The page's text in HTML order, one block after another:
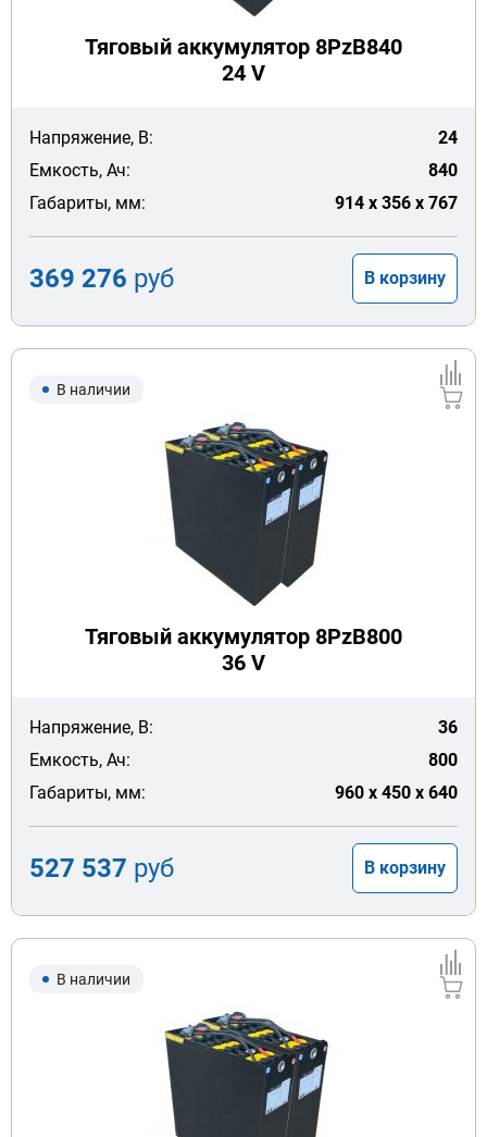
Тяговый аккумулятор 8PzB840
24 V
Напряжение, В:
24
Емкость, Ач:
840
Габариты, мм:
914 x 356 x 767
369 276 руб В корзину
В наличии
Тяговый аккумулятор 8PzB800
36 V
Напряжение, В:
36
Емкость, Ач:
800
Габариты, мм:
960 x 450 x 640
527 537 руб В корзину
В наличии